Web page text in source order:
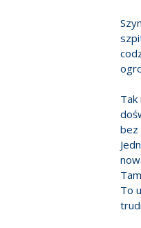
Tak
bez
To